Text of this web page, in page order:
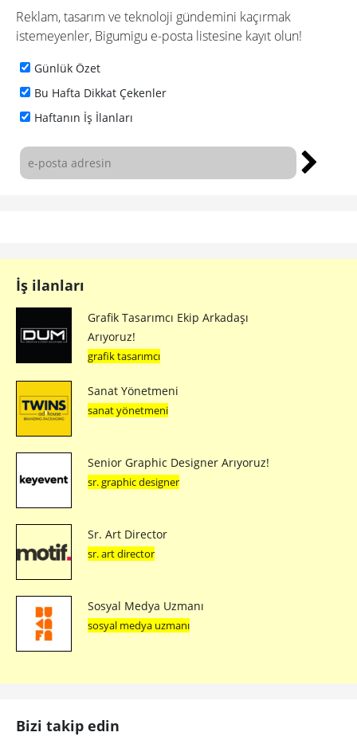
Reklam, tasarım ve teknoloji gündemini kaçırmak
istemeyenler, Bigumigu e-posta listesine kayıt olun!
Günlük Özet
Bu Hafta Dikkat Çekenler
Haftanın İş İlanları
İş ilanları
Grafik Tasarımcı Ekip Arkadaşı
Arıyoruz!
grafik tasarımcı
Sanat Yönetmeni
sanat yönetmeni
Senior Graphic Designer Arıyoruz!
sr. graphic designer
Sr. Art Director
sr. art director
Sosyal Medya Uzmanı
sosyal medya uzmanı
Bizi takip edin